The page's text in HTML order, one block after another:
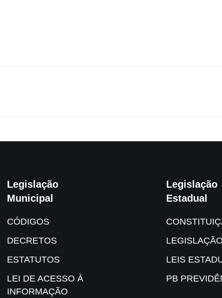
Legislação
Municipal
CÓDIGOS
DECRETOS
ESTATUTOS
LEI DE ACESSO À
INFORMAÇÃO
Legislação
Estadual
LEIS
PB